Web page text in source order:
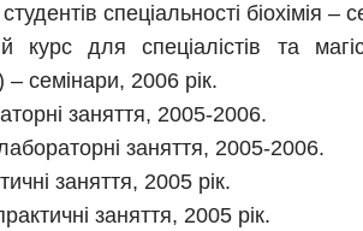
спеціальності біохімія –
курс для спеціалістів та
– семінари, 2006 рік.
заняття, 2005-2006.
заняття, 2005-2006.
заняття, 2005 рік.
заняття, 2005 рік.